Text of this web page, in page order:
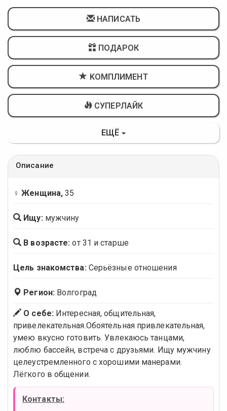
НАПИСАТЬ
ПОДАРОК
KОМПЛИМЕНТ
СУПЕРЛАЙК
ЕЩЁ
Описание
♀ Женщина, 35
Ищу: мужчину
В возрасте: от 31 и старше
Цель знакомства: Серьёзные отношения
Регион: Волгоград
О себе:Интересная, общительная,
привелекательная.Обоятельная привлекательная,
умею вкусно готовить. Увлекаюсь танцами,
люблю бассейн, встреча с друзьями. Ищу мужчину
целеустремленного с хорошими манерами.
Лёгкого в общении.
Контакты: